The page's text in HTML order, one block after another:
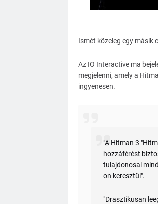
Ismét közeleg egy másik
Az IO Interactive ma
megjelenni, amely a
ingyenesen.
"A Hitman 3
hozzáférést
tulajdonosai
on keresztül".
"Drasztikusan